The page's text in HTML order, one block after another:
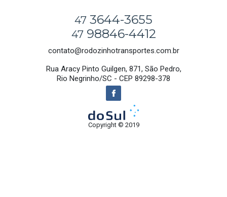
47 3644-3655
47 98846-4412
contato@rodozinhotransportes.com.br
Rua Aracy Pinto Guilgen, 871, São Pedro,
Rio Negrinho/SC - CEP 89298-378
Copyright © 2019